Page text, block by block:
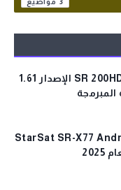
Dump لجهاز SR 200HD EXTREME الإصدار 1.61
StarSat SR-X77